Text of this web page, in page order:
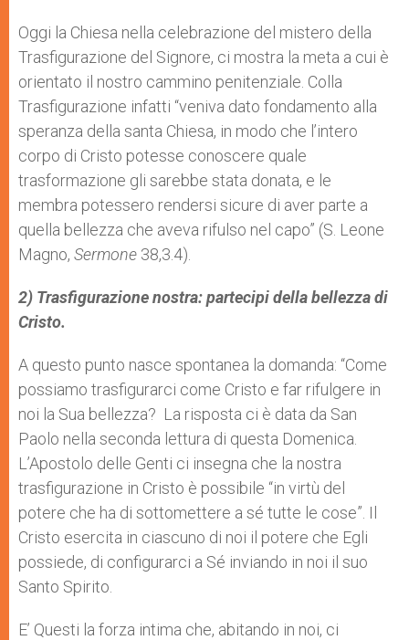
Oggi la Chiesa nella celebrazione del mistero della
Trasfigurazione del Signore, ci mostra la meta a cui è
orientato il nostro cammino penitenziale. Colla
Trasfigurazione infatti “veniva dato fondamento alla
speranza della santa Chiesa, in modo che l’intero
corpo di Cristo potesse conoscere quale
trasformazione gli sarebbe stata donata, e le
membra potessero rendersi sicure di aver parte a
quella bellezza che aveva rifulso nel capo” (S. Leone
Magno, Sermone 38,3.4).
2) Trasfigurazione nostra: partecipi della bellezza di
Cristo.
A questo punto nasce spontanea la domanda: “Come
possiamo trasfigurarci come Cristo e far rifulgere in
noi la Sua bellezza? La risposta ci è data da San
Paolo nella seconda lettura di questa Domenica.
L’Apostolo delle Genti ci insegna che la nostra
trasfigurazione in Cristo è possibile “in virtù del
potere che ha di sottomettere a sé tutte le cose”. Il
Cristo esercita in ciascuno di noi il potere che Egli
possiede, di configurarci a Sé inviando in noi il suo
Santo Spirito.
E’ Questi la forza intima che, abitando in noi, ci